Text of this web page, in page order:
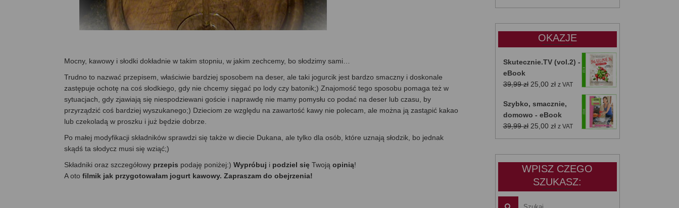
Mocny, kawowy i słodki dokładnie w takim stopniu, w jakim zechcemy, bo słodzimy sami…
Trudno to nazwać przepisem, właściwie bardziej sposobem na deser, ale taki jogurcik jest bardzo smaczny i doskonale
zastępuje ochotę na coś słodkiego, gdy nie chcemy sięgać po lody czy batonik;) Znajomość tego sposobu pomaga też w
sytuacjach, gdy zjawiają się niespodziewani goście i naprawdę nie mamy pomysłu co podać na deser lub czasu, by
przyrządzić coś bardziej wyszukanego;) Dzieciom ze względu na zawartość kawy nie polecam, ale można ją zastąpić kakao
lub czekoladą w proszku i już będzie dobrze.
Po małej modyfikacji składników sprawdzi się także w diecie Dukana, ale tylko dla osób, które uznają słodzik, bo jednak
skądś ta słodycz musi się wziąć;)
Składniki oraz szczegółowy przepis podaję poniżej:) Wypróbuj i podziel się Twoją opinią!
A oto filmik jak przygotowałam jogurt kawowy. Zapraszam do obejrzenia!
cena
cena
OKAZJE
Skutecznie.TV (vol.2) -
eBook
39,99zł Pierwotna
wynosiła:
39,99 zł.
25,00 złAktualna
wynosi:
25,00 zł.
z VAT
Szybko, smacznie,
domowo - eBook
39,99zł Pierwotna
cena
25,00 złAktualna
cena
z VAT
WPISZ CZEGO
SZUKASZ: